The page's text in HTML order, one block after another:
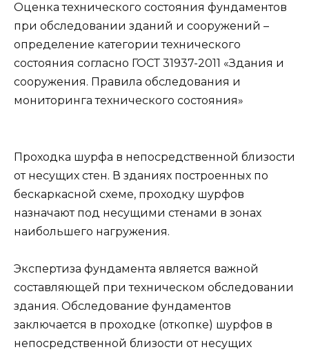
Оценка технического состояния фундаментов
при обследовании зданий и сооружений –
определение категории технического
состояния согласно ГОСТ 31937-2011 «Здания и
сооружения. Правила обследования и
мониторинга технического состояния»
Проходка шурфа в непосредственной близости
от несущих стен. В зданиях построенных по
бескаркасной схеме, проходку шурфов
назначают под несущими стенами в зонах
наибольшего нагружения.
Экспертиза фундамента является важной
составляющей при техническом обследовании
здания. Обследование фундаментов
заключается в проходке (откопке) шурфов в
непосредственной близости от несущих